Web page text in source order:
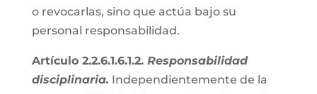
o revocarlas, sino que actúa bajo su
personal responsabilidad.
Artículo 2.2.6.1.6.1.2.Responsabilidad
disciplinaria. Independientemente de la